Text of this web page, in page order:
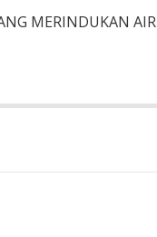
MERINDUKAN AIR